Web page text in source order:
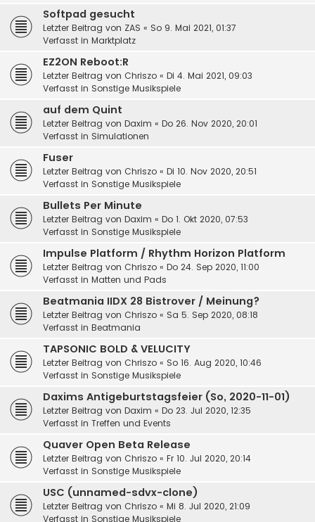
Softpad gesucht
Letzter Beitrag von ZAS « So 9. Mai 2021, 01:37
Verfasst in Marktplatz
EZ2ON Reboot:R
Letzter Beitrag von Chriszo « Di 4. Mai 2021, 09:03
Verfasst in Sonstige Musikspiele
auf dem Quint
Letzter Beitrag von Daxim « Do 26. Nov 2020, 20:01
Verfasst in Simulationen
Fuser
Letzter Beitrag von Chriszo « Di 10. Nov 2020, 20:51
Verfasst in Sonstige Musikspiele
Bullets Per Minute
Letzter Beitrag von Daxim « Do 1. Okt 2020, 07:53
Verfasst in Sonstige Musikspiele
Impulse Platform / Rhythm Horizon Platform
Letzter Beitrag von Chriszo « Do 24. Sep 2020, 11:00
Verfasst in Matten und Pads
Beatmania IIDX 28 Bistrover / Meinung?
Letzter Beitrag von Chriszo « Sa 5. Sep 2020, 08:18
Verfasst in Beatmania
TAPSONIC BOLD & VELUCITY
Letzter Beitrag von Chriszo « So 16. Aug 2020, 10:46
Verfasst in Sonstige Musikspiele
Daxims Antigeburtstagsfeier (So, 2020-11-01)
Letzter Beitrag von Daxim « Do 23. Jul 2020, 12:35
Verfasst in Treffen und Events
Quaver Open Beta Release
Letzter Beitrag von Chriszo « Fr 10. Jul 2020, 20:14
Verfasst in Sonstige Musikspiele
USC (unnamed-sdvx-clone)
Letzter Beitrag von Chriszo « Mi 8. Jul 2020, 21:09
Verfasst in Sonstige Musikspiele